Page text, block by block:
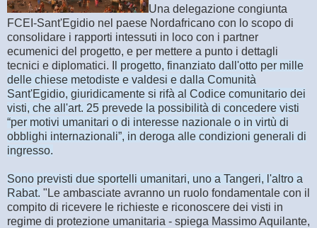
Una delegazione congiunta
FCEI-Sant'Egidio nel paese Nordafricano con lo scopo di
consolidare i rapporti intessuti in loco con i partner
ecumenici del progetto, e per mettere a punto i dettagli
tecnici e diplomatici. I
l progetto, finanziato dall'otto per mille
delle chiese metodiste e valdesi e dalla Comunità
Sant'Egidio, giuridicamente si rifà al Codice comunitario dei
visti, che all'art. 25 prevede la possibilità di concedere visti
“per motivi umanitari o di interesse nazionale o in virtù di
obblighi internazionali”, in deroga alle condizioni generali di
ingresso.
Sono previsti due sportelli umanitari, uno a Tangeri, l'altro a
Rabat. "Le ambasciate avranno un ruolo fondamentale con il
compito di ricevere le richieste e riconoscere dei visti in
regime di protezione umanitaria - spiega Massimo Aquilante,